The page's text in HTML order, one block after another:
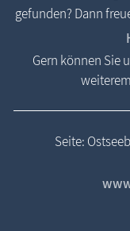
gefunden? Dann
Gern können Sie
Seite: